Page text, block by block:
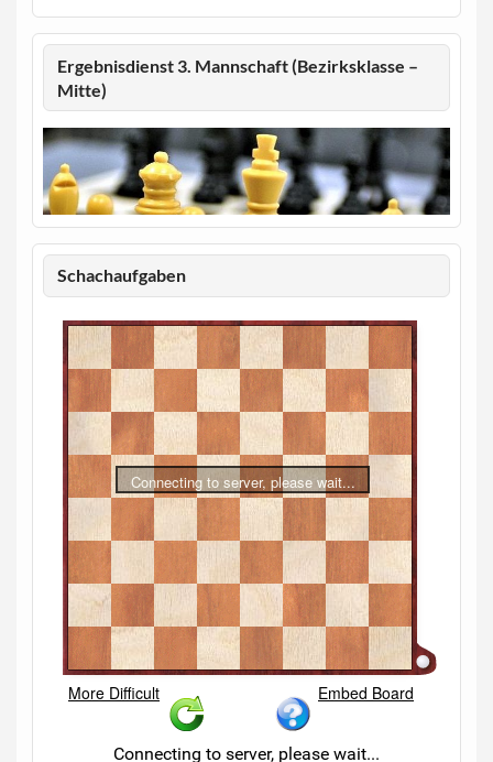
Ergebnisdienst 3. Mannschaft (Bezirksklasse –
Mitte)
Schachaufgaben